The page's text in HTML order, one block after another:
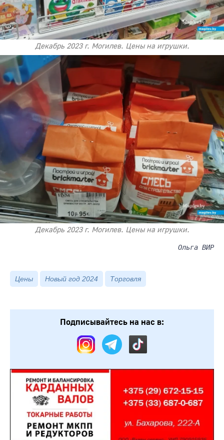
Декабрь 2023 г. Могилев. Цены на игрушки.
Декабрь 2023 г. Могилев. Цены на игрушки.
Ольга ВИР
Цены Новый год 2024 Торговля
Подписывайтесь на нас в: